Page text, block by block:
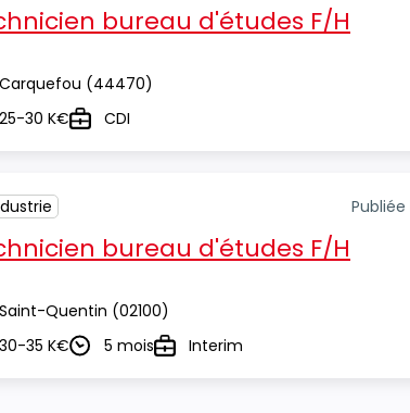
bureau d'études F/H
Carquefou (44470)
25-30 K€TypeCDI
bureau d'études F/H
Saint-Quentin (02100)
30-35 K€Durée5 moisTypeInterim